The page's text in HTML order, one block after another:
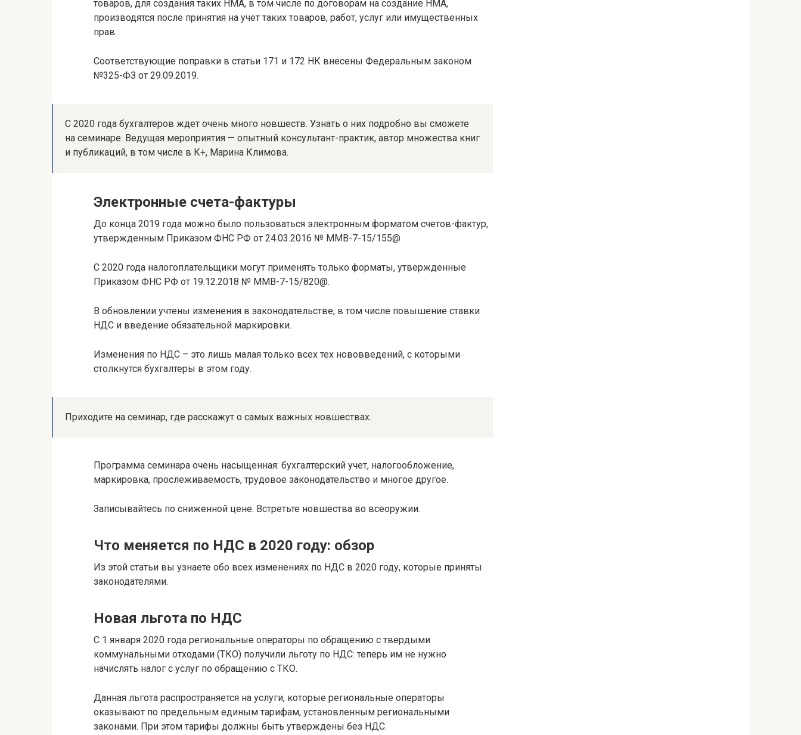
товаров, для создания таких НМА, в том числе по договорам на создание НМА,
производятся после принятия на учет таких товаров, работ, услуг или имущественных
прав.
Соответствующие поправки в статьи 171 и 172 НК внесены Федеральным законом
№325-ФЗ от 29.09.2019.
С 2020 года бухгалтеров ждет очень много новшеств. Узнать о них подробно вы сможете
на семинаре. Ведущая мероприятия — опытный консультант-практик, автор множества книг
и публикаций, в том числе в К+, Марина Климова.
Электронные счета-фактуры
До конца 2019 года можно было пользоваться электронным форматом счетов-фактур,
утвержденным Приказом ФНС РФ от 24.03.2016 № ММВ-7-15/155@
С 2020 года налогоплательщики могут применять только форматы, утвержденные
Приказом ФНС РФ от 19.12.2018 № ММВ-7-15/820@.
В обновлении учтены изменения в законодательстве, в том числе повышение ставки
НДС и введение обязательной маркировки.
Изменения по НДС – это лишь малая только всех тех нововведений, с которыми
столкнутся бухгалтеры в этом году.
Приходите на семинар, где расскажут о самых важных новшествах.
Программа семинара очень насыщенная: бухгалтерский учет, налогообложение,
маркировка, прослеживаемость, трудовое законодательство и многое другое.
Записывайтесь по сниженной цене. Встретьте новшества во всеоружии.
Что меняется по НДС в 2020 году: обзор
Из этой статьи вы узнаете обо всех изменениях по НДС в 2020 году, которые приняты
законодателями.
Новая льгота по НДС
С 1 января 2020 года региональные операторы по обращению с твердыми
коммунальными отходами (ТКО) получили льготу по НДС: теперь им не нужно
начислять налог с услуг по обращению с ТКО.
Данная льгота распространяется на услуги, которые региональные операторы
оказывают по предельным единым тарифам, установленным региональными
законами. При этом тарифы должны быть утверждены без НДС.